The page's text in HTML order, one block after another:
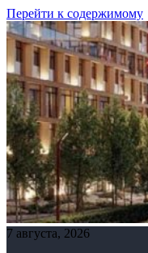
Перейти к содержимому
7 августа, 2026